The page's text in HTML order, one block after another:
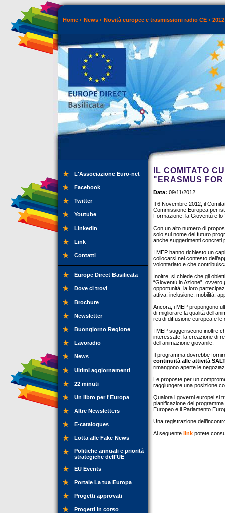
Home News Novità europee e trasmissioni radio CE 2012
L'Associazione Euro-net
Facebook
Twitter
Youtube
LinkedIn
Link
Contatti
Europe Direct Basilicata
Dove ci trovi
Brochure
Newsletter
Buongiorno Regione
Lavoradio
News
Ultimi aggiornamenti
22 minuti
Un libro per l'Europa
Altre Newsletters
E-catalogues
Lotta alle Fake News
Politiche annuali e priorità
strategiche dell’UE
EU Events
Portale La tua Europa
Progetti approvati
Progetti in corso
IL COMITATO
"ERASMUS
Data: 09/11/2012
Il 6 Novembre 2012, il
Commissione Europea per
Formazione, la Gioventù e
Con un alto numero di
solo sul nome del futuro
anche suggerimenti concreti
I MEP hanno richiesto un
collocarsi nel contesto
volontariato e che
Inoltre, si chiede che gli
“Gioventù in Azione”,
opportunità, la loro
attiva, inclusione, mobilità,
Ancora, i MEP propongono
di migliorare la qualità
reti di diffusione europea e
I MEP suggeriscono inoltre
interessate, la creazione di
dell’animazione giovanile.
Il programma dovrebbe
continuità alle attività
rimangono aperte le
Le proposte per un
raggiungere una posizione
Qualora i governi europei si
pianificazione del
Europeo e il Parlamento
Una registrazione
Al seguente link potete